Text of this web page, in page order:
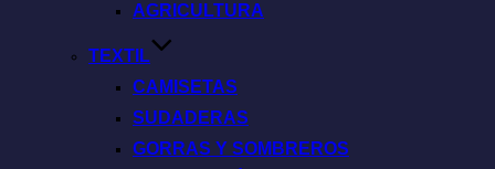
AGRICULTURA
TEXTIL
CAMISETAS
SUDADERAS
GORRAS Y SOMBREROS